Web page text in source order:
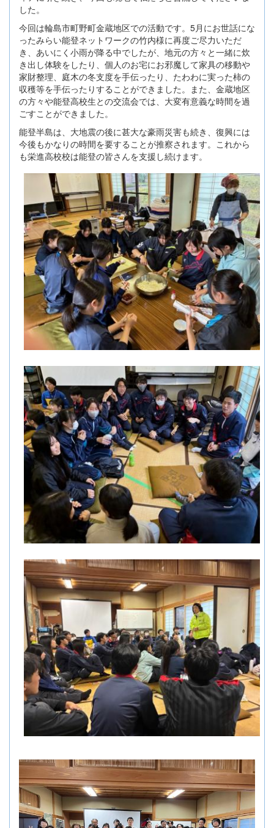
した。
今回は輪島市町野町金蔵地区での活動です。5月にお世話にな
ったみらい能登ネットワークの竹内様に再度ご尽力いただ
き、あいにく小雨が降る中でしたが、地元の方々と一緒に炊
き出し体験をしたり、個人のお宅にお邪魔して家具の移動や
家財整理、庭木の冬支度を手伝ったり、たわわに実った柿の
収穫等を手伝ったりすることができました。また、金蔵地区
の方々や能登高校生との交流会では、大変有意義な時間を過
ごすことができました。
能登半島は、大地震の後に甚大な豪雨災害も続き、復興には
今後もかなりの時間を要することが推察されます。これから
も栄進高校校は能登の皆さんを支援し続けます。